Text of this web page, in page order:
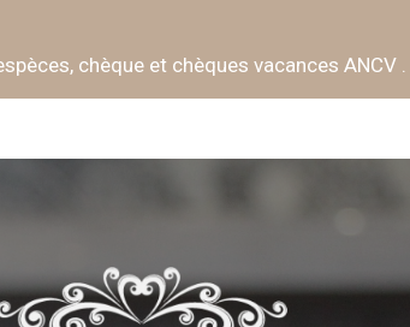
chèque et chèques vacances ANCV .